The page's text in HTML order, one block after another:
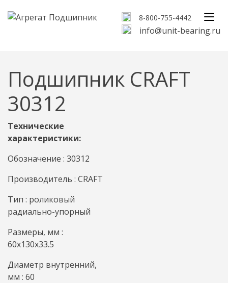
8-800-755-4442
info@unit-bearing.ru
Подшипник CRAFT
30312
Технические
характеристики:
Обозначение : 30312
Производитель : CRAFT
Тип : роликовый
радиально-упорный
Размеры, мм :
60x130x33.5
Диаметр внутренний,
мм : 60